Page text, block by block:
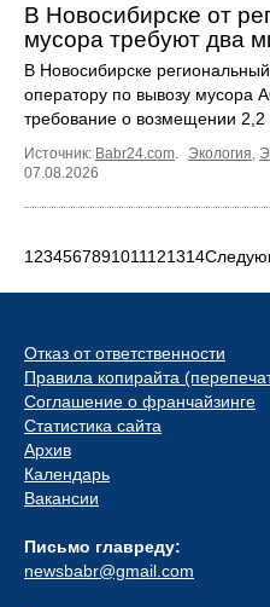
В Новосибирске от
мусора требуют два
В Новосибирске
оператору по вывозу мусора
требование о возмещении 2,2
Источник: Babr24.com. Экология,
07.08.2026
1 234567891011121314
Отказ от ответственности
Правила копирайта
Соглашение о франчайзинге
Статистика сайта
Архив
Календарь
Вакансии
Письмо главреду:
newsbabr@gmail.com